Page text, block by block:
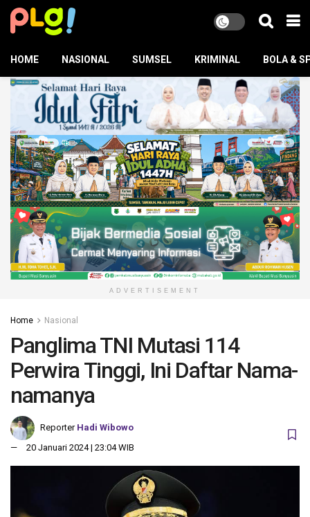
HOME NASIONAL SUMSEL KRIMINAL BOLA &
ADVERTISEMENT
Home Nasional
Panglima TNI Mutasi 114
Perwira Tinggi, Ini Daftar Nama-
namanya
Reporter Hadi Wibowo
20 Januari 2024 | 23:04 WIB